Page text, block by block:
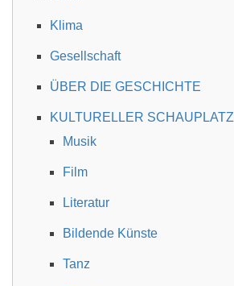
Klima
Gesellschaft
ÜBER DIE GESCHICHTE
KULTURELLER SCHAUPLATZ
Musik
Film
Literatur
Bildende Künste
Tanz